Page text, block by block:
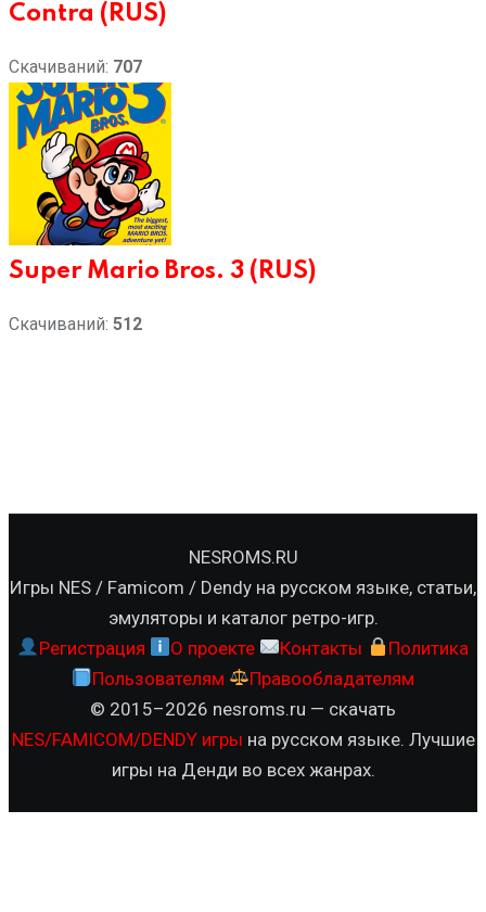
Contra (RUS)
Скачиваний: 707
Super Mario Bros. 3 (RUS)
Скачиваний: 512
NESROMS.RU
Игры NES / Famicom / Dendy на русском языке, статьи,
эмуляторы и каталог ретро-игр.
Регистрация
О проекте Контакты
Политика
Пользователям
Правообладателям
© 2015–2026 nesroms.ru — скачать
NES/FAMICOM/DENDY игры на русском языке. Лучшие
игры на Денди во всех жанрах.